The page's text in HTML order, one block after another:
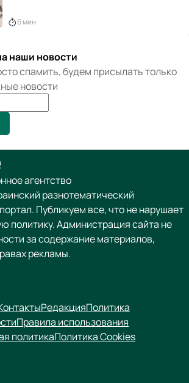
6 мин
наши новости
спамить, будем присылать только
новости
агентство
разнотематический
Публикуем все, что не нарушает
политику. Администрация сайта не
за содержание материалов,
рекламы.
РедакцияПолитика
Правила использования
политикаПолитика Cookies